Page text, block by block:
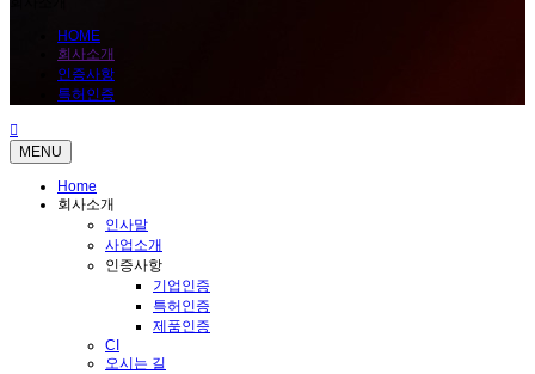
HOME
회사소개
인증사항
특허인증
MENU
Home
회사소개
인사말
사업소개
인증사항
기업인증
특허인증
제품인증
CI
오시는 길